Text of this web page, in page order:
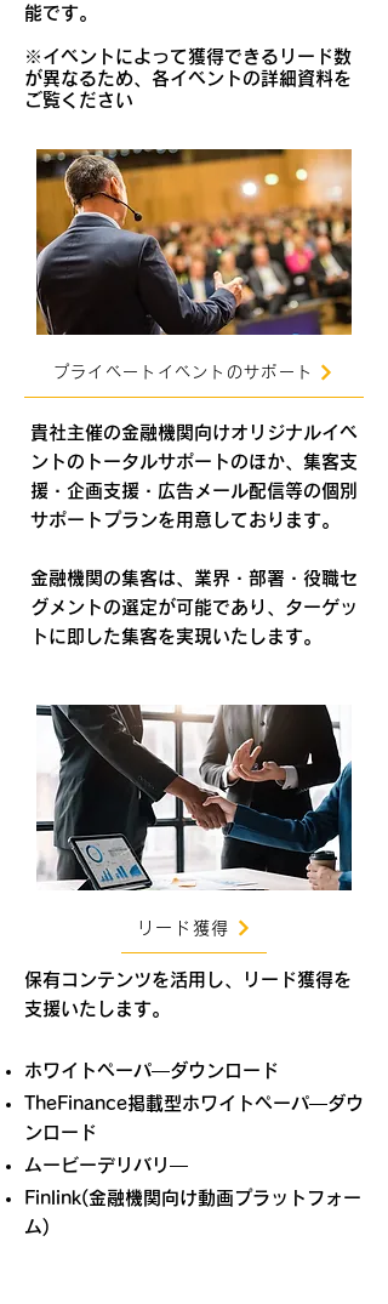
能です。
​※イベントによって獲得できるリード数
が異なるため、各イベントの詳細資料を
ご覧ください
プライベートイベントのサポート
貴社主催の金融機関向けオリジナルイベ
ントのトータルサポートのほか、集客支
援・企画支援・広告メール配信等の個別
サポートプランを用意しております。
金融機関の集客は、業界・部署・役職セ
グメントの選定が可能であり、ターゲッ
トに即した集客を実現いたします。
リード獲得
​保有コンテンツを活用し、リード獲得を
支援いたします。
ホワイトペーパ―ダウンロード
TheFinance掲載型ホワイトペーパ―ダウ
ンロード
ムービーデリバリ―
Finlink(金融機関向け動画プラットフォー
ム)